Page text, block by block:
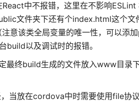
中不报错，这里在不影响ESLint
文件夹下还有个index.html这个文
意该类全局变量的唯一性，可以添
build以及调试时的报错。
终build生成的文件放入www目录
当放在cordova中时需要使用file协